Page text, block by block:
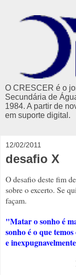
O CRESCER é o
Secundária de
1984. A partir de
em suporte digital.
12/02/2011
desafio X
O desafio deste fim
sobre o excerto. Se
façam.
"Matar o sonho é
sonho é o que
e